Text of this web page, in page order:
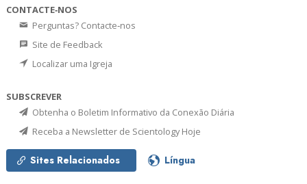
CONTACTE‑NOS
Perguntas? Contacte‑nos
Site de Feedback
Localizar uma Igreja
SUBSCREVER
Obtenha o Boletim Informativo da Conexão Diária
Receba a Newsletter de Scientology Hoje
Sites Relacionados Língua